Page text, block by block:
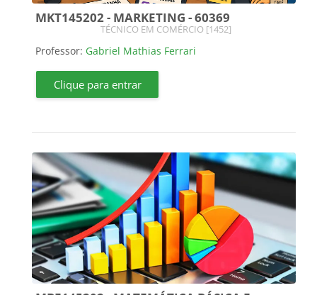
MKT145202 - MARKETING - 60369
Categoria do curso
TÉCNICO EM COMÉRCIO [1452]
Professor: Gabriel Mathias Ferrari
Clique para entrar